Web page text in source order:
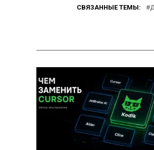
СВЯЗАННЫЕ ТЕМЫ: